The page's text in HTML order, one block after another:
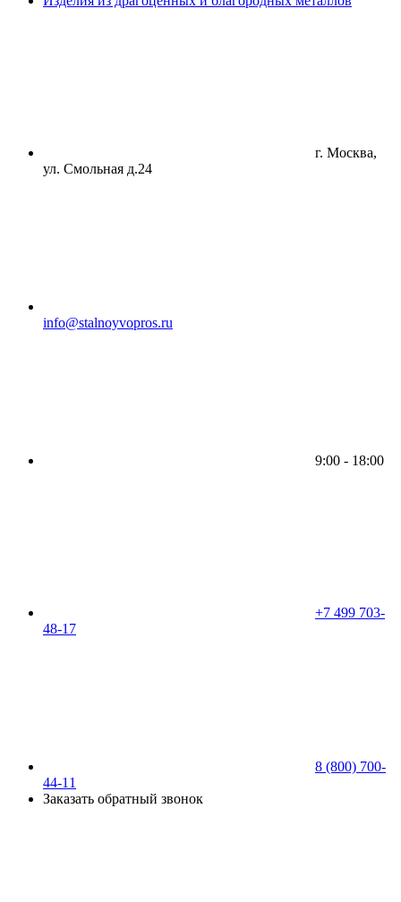
г. Москва,
ул. Смольная д.24
info@stalnoyvopros.ru
9:00 - 18:00
+7 499 703-
48-17
8 (800) 700-
44-11
Заказать обратный звонок